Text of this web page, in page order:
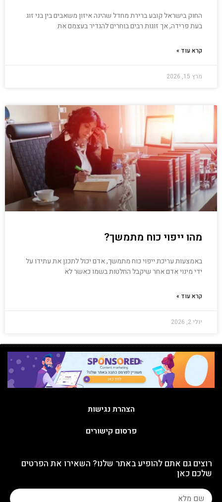
החוק בישראל קובע ברירת מחדל שהינה איזון משאבים בין בני זוג
בעת פרידה, אך זוגות רבים בוחרים להגדיר בעצמם את
קרא עוד »
מרץ 15, 2026
מהו ייפוי כוח מתמשך?
באמצעות עריכת ייפוי כוח מתמשך, אדם יכול לתכנן את עתידו על
ידי מינוי אדם אחר שיקבל החלטות בשמו כאשר לא
קרא עוד »
יולי 2, 2026
הצהרת נגישות
פרסום קישורים
רוצים גם אתם להופיע באתר שלנו? השאירו את הפרטים
שלכם כאן